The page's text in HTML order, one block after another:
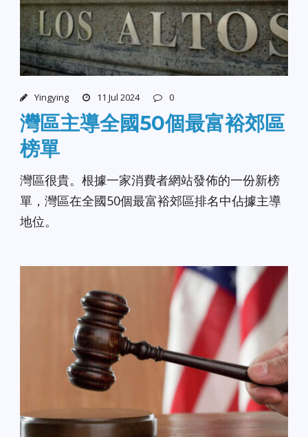
Yingying 11 Jul 2024 0
灣區主導全國50個最富裕郊區
榜單
灣區很貴。根據一家消費者網站發佈的一份新榜
單，灣區在全國50個最富裕郊區排名中佔據主導
地位。